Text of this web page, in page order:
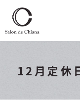
12月定休